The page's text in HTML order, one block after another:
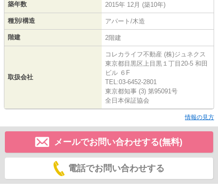
築年数 2015年 12月 (築10年)
種別/構造 アパート/木造
階建 2階建
取扱会社
コレカライフ不動産 (株)ジュネクス
東京都目黒区上目黒１丁目20-5 和田
ビル ６F
TEL:03-6452-2801
東京都知事 (3) 第95091号
全日本保証協会
情報の見方
メールでお問い合わせする(無料)
電話でお問い合わせする